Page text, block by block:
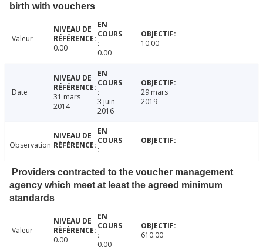
birth with vouchers
Valeur
0.00
0.00
10.00
Date
31 mars
2014
3 juin
2016
29 mars
2019
Observation
Providers contracted to the voucher management
agency which meet at least the agreed minimum
standards
Valeur
0.00
0.00
610.00